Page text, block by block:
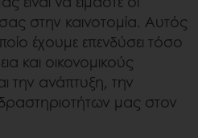
στην καινοτομία. Αυτός
έχουμε επενδύσει τόσο
και οικονομικούς
την ανάπτυξη, την
μας στον